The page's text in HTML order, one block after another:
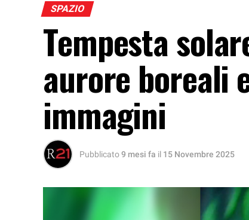
SPAZIO
Tempesta
aurore boreali
immagini
Pubblicato9 mesi fa il 15 Novembre 2025